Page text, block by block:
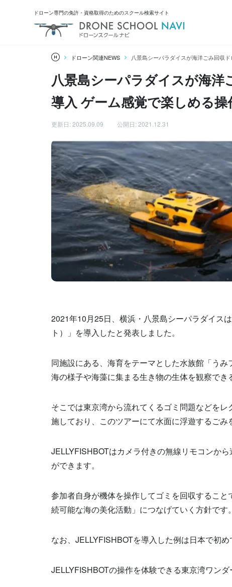
ドローン専門の免許・資格取得のためのスクール検索サイト
ドローン関連NEWS 八景島シーパラダイスが海洋ごみ回収
八景島シーパラダイスが海洋
導入 ゲーム感覚で楽しめる操
更新日: 2025.09.09 公開日: 2021.12.31
2021年10月25日、横浜・八景島シーパラダイス
ト）」を導入したと発表しました。
同施設にある、海育をテーマとした水族館「う
海の様子や海藻に集まる生き物の生体を観察でき
そこでは東京湾から流れてくるゴミ問題などを
施しており、このツアーにて水面に浮遊するごみ
JELLYFISHBOTはカメラ付きの無線リモコンか
ができます。
参加者自身が機体を操作してゴミを回収するこ
続可能な海の美化活動」につなげていく方針です。
なお、JELLYFISHBOTを導入した例は日本で初め
JELLYFISHBOTの操作を体験できる東京湾ワン